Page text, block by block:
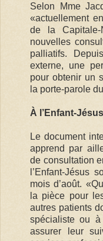
Selon Mme
«actuellement
de la Capitale-
nouvelles
palliatifs.
externe, une
pour obtenir un
la porte-parole
À l’Enfant-
Le document
apprend par
de consultation
l’Enfant-Jésus
mois d’août.
la pièce pour
autres patients
spécialiste ou
assurer leur